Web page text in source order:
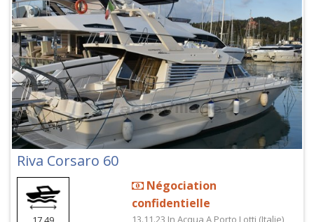
Riva Corsaro 60
Négociation
confidentielle
13.11.23 In Acqua A Porto Lotti (Italie)